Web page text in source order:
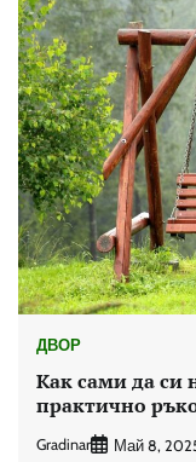
ДВОР
Как сами да си
практично
Gradinar Май 8,